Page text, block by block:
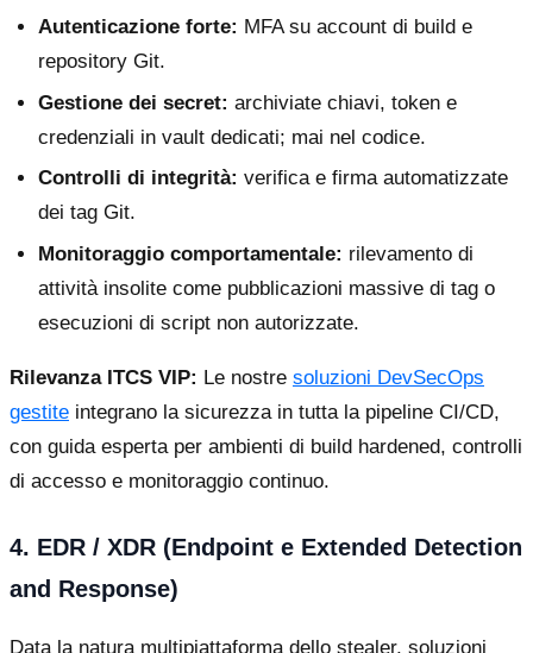
Autenticazione forte: MFA su account di build e
repository Git.
Gestione dei secret: archiviate chiavi, token e
credenziali in vault dedicati; mai nel codice.
Controlli di integrità: verifica e firma automatizzate
dei tag Git.
Monitoraggio comportamentale: rilevamento di
attività insolite come pubblicazioni massive di tag o
esecuzioni di script non autorizzate.
Rilevanza ITCS VIP: Le nostre soluzioni DevSecOps
gestite integrano la sicurezza in tutta la pipeline CI/CD,
con guida esperta per ambienti di build hardened, controlli
di accesso e monitoraggio continuo.
4. EDR / XDR (Endpoint e Extended Detection
and Response)
Data la natura multipiattaforma dello stealer, soluzioni